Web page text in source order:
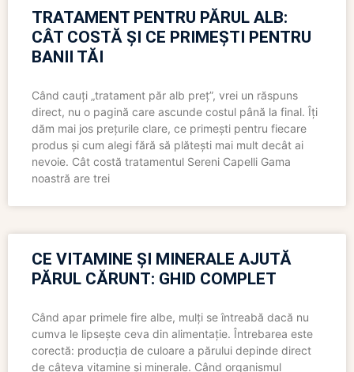
TRATAMENT PENTRU PĂRUL ALB:
CÂT COSTĂ ȘI CE PRIMEȘTI PENTRU
BANII TĂI
Când cauți „tratament păr alb preț”, vrei un răspuns
direct, nu o pagină care ascunde costul până la final. Îți
dăm mai jos prețurile clare, ce primești pentru fiecare
produs și cum alegi fără să plătești mai mult decât ai
nevoie. Cât costă tratamentul Sereni Capelli Gama
noastră are trei
CE VITAMINE ȘI MINERALE AJUTĂ
PĂRUL CĂRUNT: GHID COMPLET
Când apar primele fire albe, mulți se întreabă dacă nu
cumva le lipsește ceva din alimentație. Întrebarea este
corectă: producția de culoare a părului depinde direct
de câteva vitamine și minerale. Când organismul